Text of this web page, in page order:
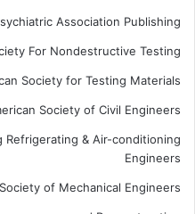
Association Publishing
For Nondestructive Testing
Society for Testing Materials
Society of Civil Engineers
Refrigerating & Air-conditioning
Engineers
of Mechanical Engineers